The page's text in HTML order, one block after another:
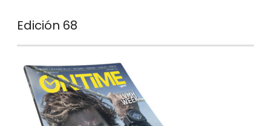
Edición 68